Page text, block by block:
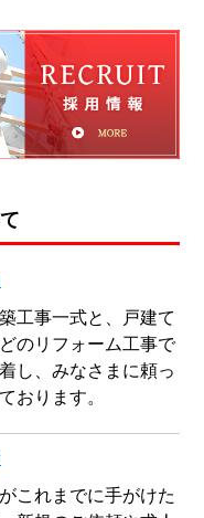
て
工事一式と、戸建て
のリフォーム工事で
し、みなさまに頼っ
おります。
これまでに手がけた